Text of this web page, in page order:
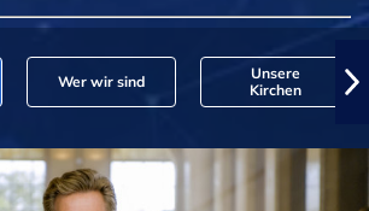
Wer wir sind
Unsere
Kirchen